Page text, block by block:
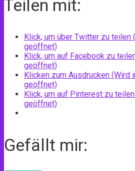
Teilen mit:
Klick, um über Twitter zu teilen
geöffnet)
Klick, um auf Facebook zu
geöffnet)
Klicken zum Ausdrucken (Wird
geöffnet)
Klick, um auf Pinterest zu
geöffnet)
Gefällt mir: